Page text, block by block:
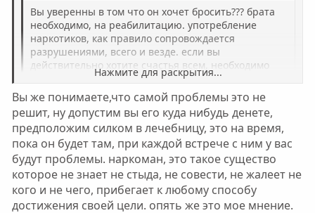
г
о
л
о
с
г
о
л
о
с
Вы уверенны в том что он хочет бросить??? брата
необходимо, на реабилитацию. употребление
наркотиков, как правило сопровождается
разрушениями, всего и везде. если вы
действительно хотите счастья всем, необходимо
брата, на реабилитацию. вы говорите
изолировать,против его желания, что это решит???
будет ли от этого счастлив ваш брат?? а вы??
Нажмите для раскрытия...
Брат будет счастлив, если легко, без усилий, сможет
бросить. Возможно, это просто слова. С реабилитации
он сбегал. Надежды на его выздоровление у меня нет.
Меня беспокоит судьба моего племянника - ему три
года. Мама скоро от истощения нервного может
Нажмите для раскрытия...
Вы же понимаете,что самой проблемы это не
решит, ну допустим вы его куда нибудь денете,
предположим силком в лечебницу, это на время,
пока он будет там, при каждой встрече с ним у вас
будут проблемы. наркоман, это такое существо
которое не знает не стыда, не совести, не жалеет не
кого и не чего, прибегает к любому способу
достижения своей цели. опять же это мое мнение.